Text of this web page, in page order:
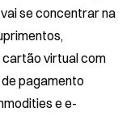
se concentrar na
cartão virtual com
pagamento
e e-